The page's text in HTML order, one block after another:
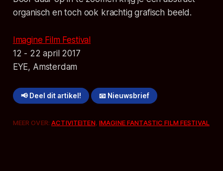
organisch en toch ook krachtig grafisch beeld.
Imagine Film Festival
12 - 22 april 2017
EYE, Amsterdam
📢 Deel dit artikel! 📧 Nieuwsbrief
MEER OVER:ACTIVITEITEN, IMAGINE FANTASTIC FILM FESTIVAL